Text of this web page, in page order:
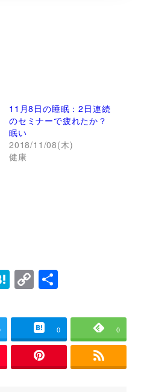
11月8日の睡眠：2日連続
のセミナーで疲れたか？
眠い
2018/11/08(木)
健康
H
at
e
n
C
o
p
y
Li
n
共
0 0